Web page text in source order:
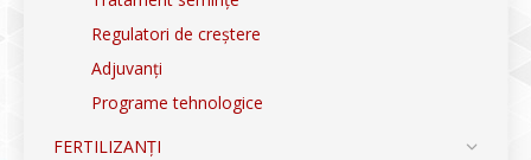
Regulatori de creștere
Adjuvanți
Programe tehnologice
FERTILIZANȚI